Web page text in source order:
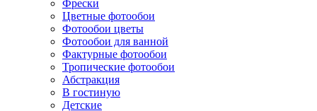
Фрески
Цветные фотообои
Фотообои цветы
Фотообои для ванной
Фактурные фотообои
Тропические фотообои
Абстракция
В гостиную
Детские